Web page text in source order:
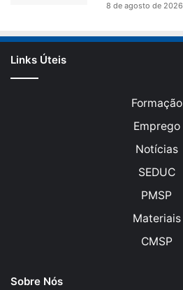
8 de agosto de 2026
Links Úteis
Formação
Emprego
Notícias
SEDUC
PMSP
Materiais
CMSP
Sobre Nós